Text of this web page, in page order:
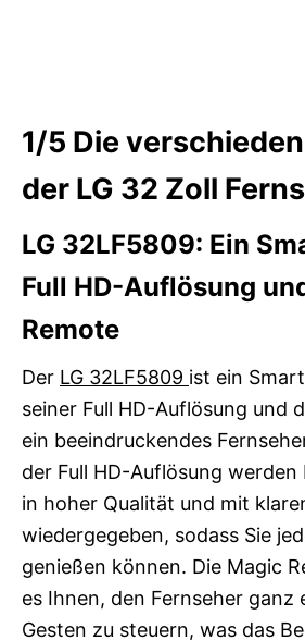
1/5 Die
der LG 32 Zoll
LG 32LF5809: Ein
Full HD-Auflösung
Remote
Der LG 32LF5809 ist ein
seiner Full HD-Auflösung und
ein beeindruckendes
der Full HD-Auflösung werden
in hoher Qualität und mit
wiedergegeben, sodass Sie
genießen können. Die Magic
es Ihnen, den Fernseher ganz
Gesten zu steuern, was das